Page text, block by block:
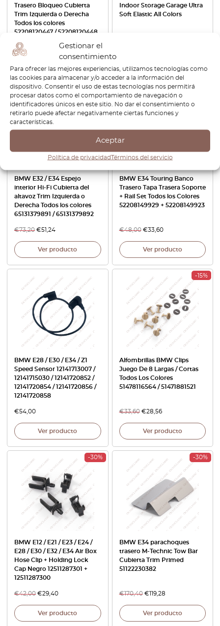
Gestionar el
consentimiento
Para ofrecer las mejores experiencias, utilizamos tecnologías como
las cookies para almacenar y/o acceder a la información del
dispositivo. Consentir el uso de estas tecnologías nos permitirá
procesar datos como el comportamiento de navegación o
identificadores únicos en este sitio. No dar el consentimiento o
retirarlo puede afectar negativamente ciertas funciones y
características.
Aceptar
Política de privacidadTérminos del servicio
Trasero Bloqueo Cubierta
Trim Izquierda o Derecha
Todos los colores
52208120447 / 52208120448
€42,00
Ver producto
Indoor Storage Garage Ultra
Soft Elastic All Colors
Ver producto
-30%
BMW E32 / E34 Espejo
interior Hi-Fi Cubierta del
altavoz Trim Izquierda o
Derecha Todos los colores
65131379891 / 65131379892
€73,20 €51,24
Ver producto
BMW E34 Touring Banco
Trasero Tapa Trasera Soporte
+ Rail Set Todos los Colores
52208149929 + 52208149923
€48,00 €33,60
Ver producto
BMW E28 / E30 / E34 / Z1
Speed Sensor 12141713007 /
12141715030 / 12141720852 /
12141720854 / 12141720856 /
12141720858
€54,00
Ver producto
-15%
Alfombrillas BMW Clips
Juego De 8 Largas / Cortas
Todos Los Colores
51478116564 / 51471881521
€33,60 €28,56
Ver producto
-30%
BMW E12 / E21 / E23 / E24 /
E28 / E30 / E32 / E34 Air Box
Hose Clip + Holding Lock
Cap Negro 12511287301 +
12511287300
€42,00 €29,40
Ver producto
-30%
BMW E34 parachoques
trasero M-Technic Tow Bar
Cubierta Trim Primed
51122230382
€170,40 €119,28
Ver producto